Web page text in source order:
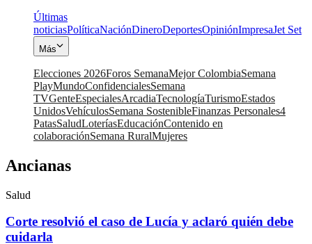
Últimas
noticiasPolíticaNaciónDineroDeportesOpiniónImpresaJet Set
Más
Elecciones 2026Foros SemanaMejor ColombiaSemana
PlayMundoConfidencialesSemana
TVGenteEspecialesArcadiaTecnologíaTurismoEstados
UnidosVehículosSemana SostenibleFinanzas Personales4
PatasSaludLoteríasEducaciónContenido en
colaboraciónSemana RuralMujeres
Ancianas
Salud
Corte resolvió el caso de Lucía y aclaró quién debe
cuidarla